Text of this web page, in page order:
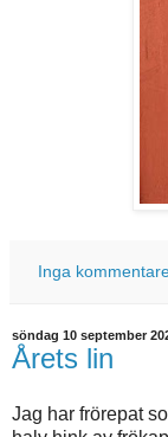
Inga
söndag 10 september
Årets lin
Jag har frörepat